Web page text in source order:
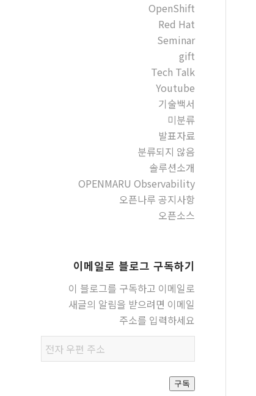
OpenShift
Red Hat
Seminar
gift
Tech Talk
Youtube
기술백서
미분류
발표자료
분류되지 않음
솔루션소개
OPENMARU Observability
오픈나루 공지사항
오픈소스
이메일로 블로그 구독하기
이 블로그를 구독하고 이메일로
새글의 알림을 받으려면 이메일
주소를 입력하세요
우편
주소
구독